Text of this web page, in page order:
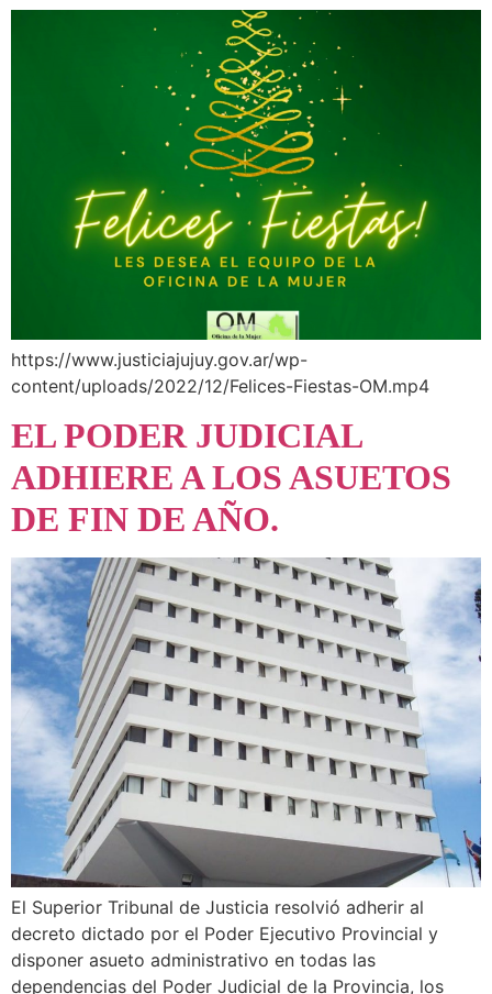
https://www.justiciajujuy.gov.ar/wp-
content/uploads/2022/12/Felices-Fiestas-OM.mp4
EL PODER JUDICIAL
ADHIERE A LOS ASUETOS
DE FIN DE AÑO.
El Superior Tribunal de Justicia resolvió adherir al
decreto dictado por el Poder Ejecutivo Provincial y
disponer asueto administrativo en todas las
dependencias del Poder Judicial de la Provincia, los